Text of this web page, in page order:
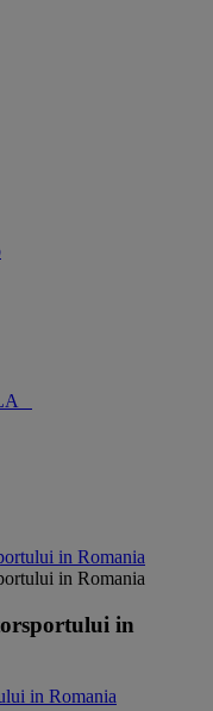
in Romania
in Romania
in